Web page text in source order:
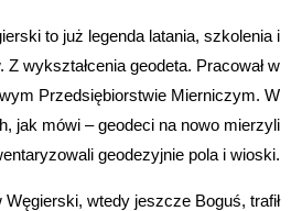
to już legenda latania, szkolenia i
wykształcenia geodeta. Pracował w
Przedsiębiorstwie Mierniczym. W
jak mówi – geodeci na nowo mierzyli
geodezyjnie pola i wioski.
Węgierski, wtedy jeszcze Boguś, trafił